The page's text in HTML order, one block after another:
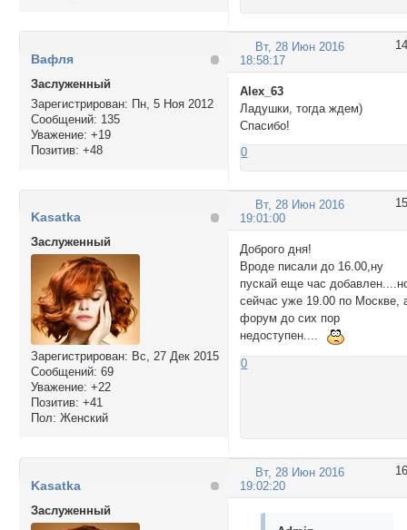
14
Вт, 28 Июн 2016
18:58:17
Вафля
Заслуженный
Зарегистрирован: Пн, 5 Ноя 2012
Сообщений: 135
Уважение: +19
Позитив: +48
Alex_63
Ладушки, тогда ждем)
Спасибо!
0
15
Вт, 28 Июн 2016
19:01:00
Kasatka
Заслуженный
Зарегистрирован: Вс, 27 Дек 2015
Сообщений: 69
Уважение: +22
Позитив: +41
Пол: Женский
Доброго дня!
Вроде писали до 16.00,ну
пускай еще час
сейчас уже 19.00 по Москве,
форум до сих пор
недоступен....
0
16
Вт, 28 Июн 2016
19:02:20
Kasatka
Заслуженный